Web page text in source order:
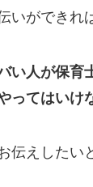
いができれ
い人が保育
ってはいけ
伝えしたい